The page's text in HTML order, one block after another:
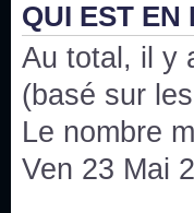
J'ai l'impression
issus des
Bonne année
Bonne année
QUI EST EN
Au total, il y
(basé sur
Le nombre
Ven 23 Mai